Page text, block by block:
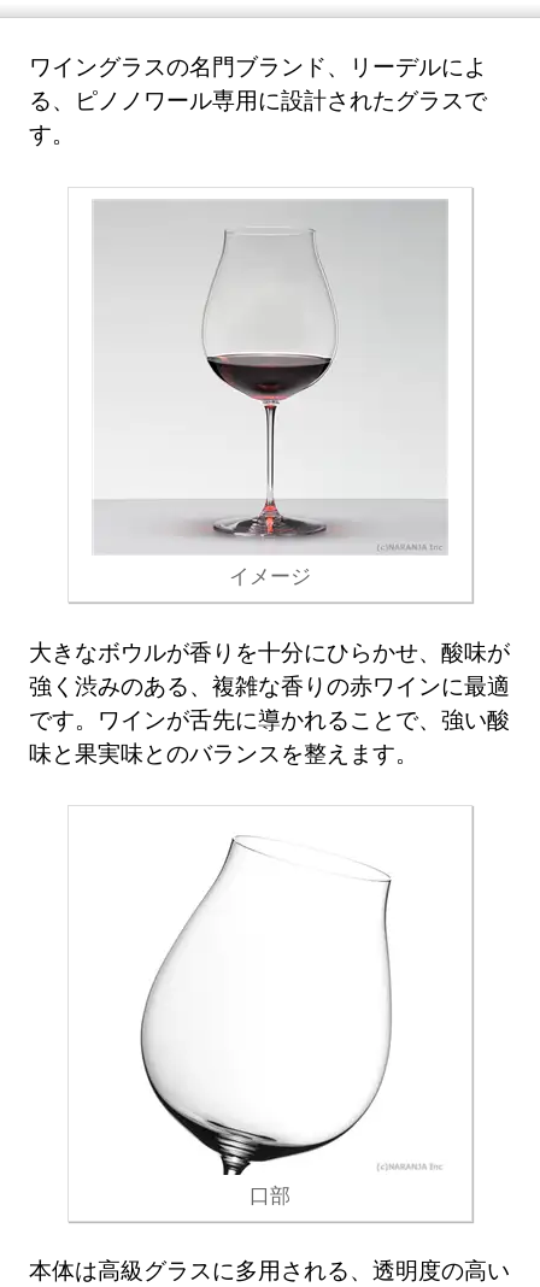
ワイングラスの名門ブランド、リーデルによ
る、ピノノワール専用に設計されたグラスで
す。
イメージ
大きなボウルが香りを十分にひらかせ、酸味が
強く渋みのある、複雑な香りの赤ワインに最適
です。ワインが舌先に導かれることで、強い酸
味と果実味とのバランスを整えます。
口部
本体は高級グラスに多用される、透明度の高い